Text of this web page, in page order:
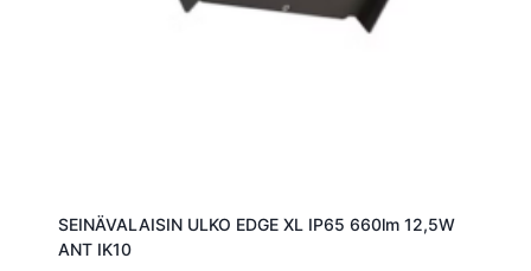
SEINÄVALAISIN ULKO EDGE XL IP65 660lm 12,5W
ANT IK10